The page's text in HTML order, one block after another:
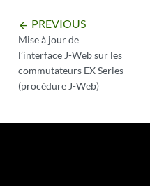
arrow_backward PREVIOUS
Mise à jour de
l’interface J-Web sur les
commutateurs EX Series
(procédure J-Web)